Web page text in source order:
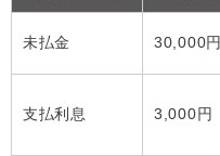
未払金 30,000円
支払利息 3,000円